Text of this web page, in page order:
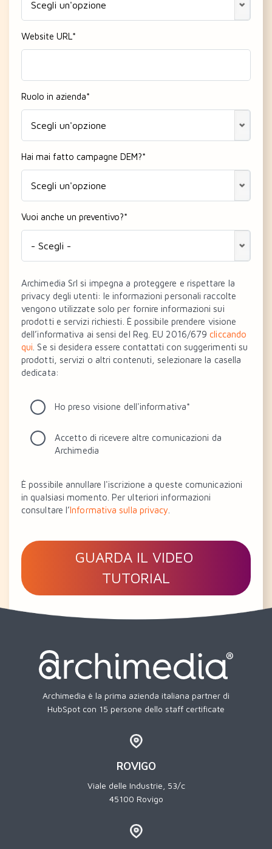
Website URL*
Ruolo in azienda*
Hai mai fatto campagne DEM?*
Vuoi anche un preventivo?*
Archimedia Srl si impegna a proteggere e rispettare la
privacy degli utenti: le informazioni personali raccolte
vengono utilizzate solo per fornire informazioni sui
prodotti e servizi richiesti. È possibile prendere visione
dell’informativa ai sensi del Reg. EU 2016/679 cliccando
qui . Se si desidera essere contattati con suggerimenti su
prodotti, servizi o altri contenuti, selezionare la casella
dedicata:
Ho preso visione dell'informativa*
Accetto di ricevere altre comunicazioni da
Archimedia
È possibile annullare l'iscrizione a queste comunicazioni
in qualsiasi momento. Per ulteriori informazioni
consultare l’Informativa sulla privacy
Archimedia è la prima azienda italiana partner di
HubSpot con 15 persone dello staff certificate
ROVIGO
Viale delle Industrie, 53/c
45100 Rovigo